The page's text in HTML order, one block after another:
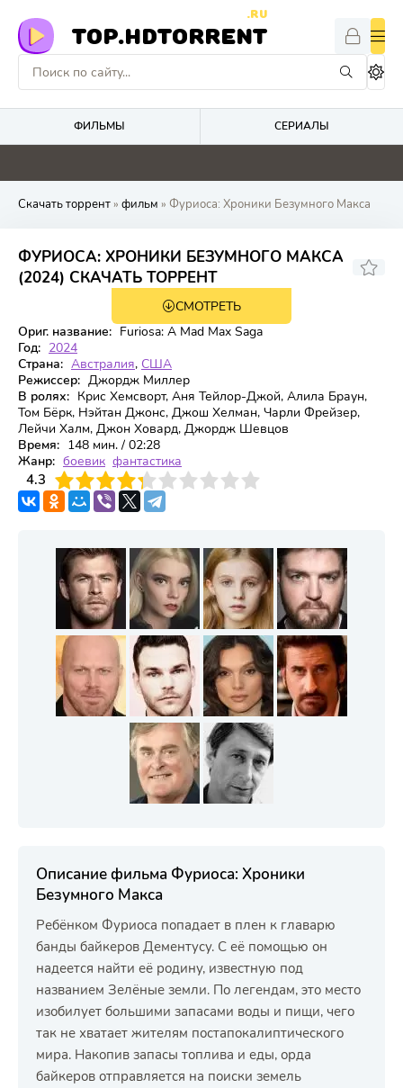
TOP.HDTORRENT
.RU
ФИЛЬМЫ СЕРИАЛЫ
0 0 0 4.1
Скачать торрент» фильм » Фуриоса: Хроники Безумного Макса
ФУРИОСА: ХРОНИКИ БЕЗУМНОГО МАКСА
(2024) СКАЧАТЬ ТОРРЕНТ
7,156 7,5
СМОТРЕТЬ
Ориг. название: Furiosa: A Mad Max Saga
Год: 2024
Страна: Австралия, США
Режиссер: Джордж Миллер
В ролях: Крис Хемсворт, Аня Тейлор-Джой, Алила Браун,
Том Бёрк, Нэйтан Джонс, Джош Хелман, Чарли Фрейзер,
Лейчи Халм, Джон Ховард, Джордж Шевцов
Время: 148 мин. / 02:28
Жанр: боевик фантастика
4.3
4 6 7 8 9 10
Описание фильма Фуриоса: Хроники
Безумного Макса
Ребёнком Фуриоса попадает в плен к главарю
банды байкеров Дементусу. С её помощью он
надеется найти её родину, известную под
названием Зелёные земли. По легендам, это место
изобилует большими запасами воды и пищи, чего
так не хватает жителям постапокалиптического
мира. Накопив запасы топлива и еды, орда
байкеров отправляется на поиски земель